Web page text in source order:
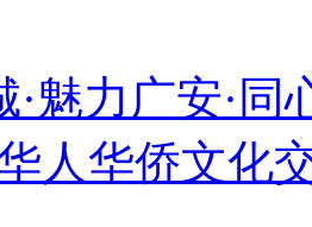
·魅力广安·
人华侨文化